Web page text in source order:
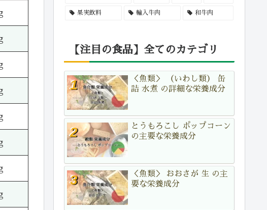
果実飲料 輸入牛肉 和牛肉
【注目の食品】全てのカテゴリ
＜魚類＞ （いわし類） 缶
詰 水煮 の詳細な栄養成分
とうもろこし ポップコーン
の主要な栄養成分
＜魚類＞ おおさが 生 の主
要な栄養成分